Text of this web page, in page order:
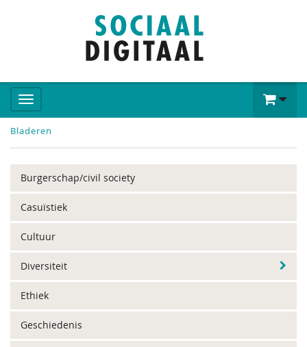
Bladeren
Burgerschap/civil society
Casuïstiek
Cultuur
Diversiteit
Ethiek
Geschiedenis